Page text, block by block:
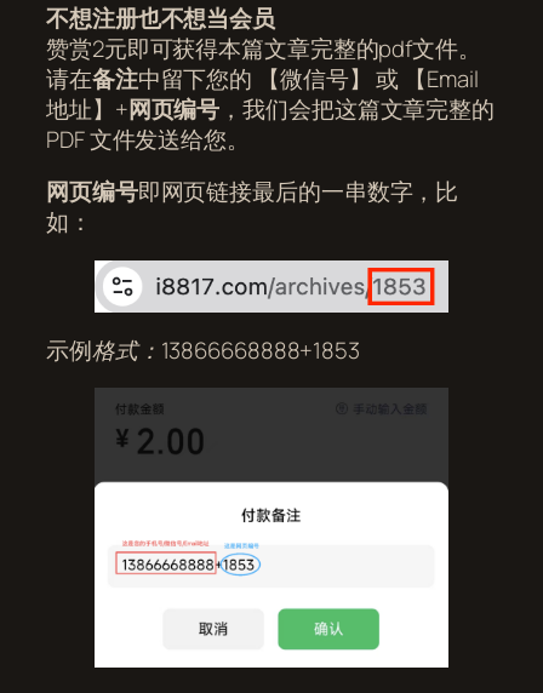
不想注册也不想当会员
赞赏2元即可获得本篇文章完整的pdf文件。
请在备注中留下您的 【微信号】 或 【Email
地址】+网页编号 ，我们会把这篇文章完整的
PDF 文件发送给您。
网页编号即网页链接最后的一串数字，比
如：
示例格式：13866668888+1853